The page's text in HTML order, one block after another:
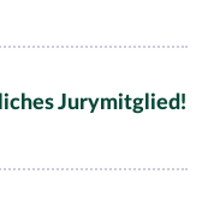
Jurymitglied!